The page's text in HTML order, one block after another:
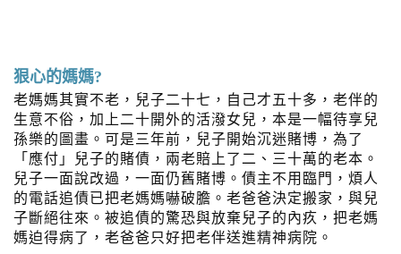
狠心的媽媽?
老媽媽其實不老，兒子二十七，自己才五十多，老伴的
生意不俗，加上二十開外的活潑女兒，本是一幅待享兒
孫樂的圖畫。可是三年前，兒子開始沉迷賭博，為了
「應付」兒子的賭債，兩老賠上了二、三十萬的老本。
兒子一面說改過，一面仍舊賭博。債主不用臨門，煩人
的電話追債已把老媽媽嚇破膽。老爸爸決定搬家，與兒
子斷絕往來。被追債的驚恐與放棄兒子的內疚，把老媽
媽迫得病了，老爸爸只好把老伴送進精神病院。